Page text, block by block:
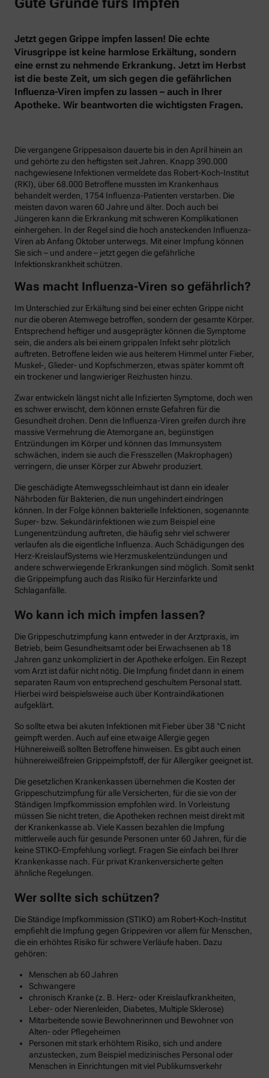
Jetzt gegen Grippe impfen lassen! Die echte
Virusgrippe ist keine harmlose Erkältung, sondern
eine ernst zu nehmende Erkrankung. Jetzt im Herbst
ist die beste Zeit, um sich gegen die gefährlichen
Influenza-Viren impfen zu lassen – auch in Ihrer
Apotheke. Wir beantworten die wichtigsten Fragen.
Die vergangene Grippesaison dauerte bis in den April hinein an
und gehörte zu den heftigsten seit Jahren. Knapp 390.000
nachgewiesene Infektionen vermeldete das Robert-Koch-Institut
(RKI), über 68.000 Betroffene mussten im Krankenhaus
behandelt werden, 1754 Influenza-Patienten verstarben. Die
meisten davon waren 60 Jahre und älter. Doch auch bei
Jüngeren kann die Erkrankung mit schweren Komplikationen
einhergehen. In der Regel sind die hoch ansteckenden Influenza-
Viren ab Anfang Oktober unterwegs. Mit einer Impfung können
Sie sich – und andere – jetzt gegen die gefährliche
Infektionskrankheit schützen.
Was macht Influenza-Viren so gefährlich?
Im Unterschied zur Erkältung sind bei einer echten Grippe nicht
nur die oberen Atemwege betroffen, sondern der gesamte Körper.
Entsprechend heftiger und ausgeprägter können die Symptome
sein, die anders als bei einem grippalen Infekt sehr plötzlich
auftreten. Betroffene leiden wie aus heiterem Himmel unter Fieber,
Muskel-, Glieder- und Kopfschmerzen, etwas später kommt oft
ein trockener und langwieriger Reizhusten hinzu.
Zwar entwickeln längst nicht alle Infizierten Symptome, doch wen
es schwer erwischt, dem können ernste Gefahren für die
Gesundheit drohen. Denn die Influenza-Viren greifen durch ihre
massive Vermehrung die Atemorgane an, begünstigen
Entzündungen im Körper und können das Immunsystem
schwächen, indem sie auch die Fresszellen (Makrophagen)
verringern, die unser Körper zur Abwehr produziert.
Die geschädigte Atemwegsschleimhaut ist dann ein idealer
Nährboden für Bakterien, die nun ungehindert eindringen
können. In der Folge können bakterielle Infektionen, sogenannte
Super- bzw. Sekundärinfektionen wie zum Beispiel eine
Lungenentzündung auftreten, die häufig sehr viel schwerer
verlaufen als die eigentliche Influenza. Auch Schädigungen des
Herz-KreislaufSystems wie Herzmuskelentzündungen und
andere schwerwiegende Erkrankungen sind möglich. Somit senkt
die Grippeimpfung auch das Risiko für Herzinfarkte und
Schlaganfälle.
Wo kann ich mich impfen lassen?
Die Grippeschutzimpfung kann entweder in der Arztpraxis, im
Betrieb, beim Gesundheitsamt oder bei Erwachsenen ab 18
Jahren ganz unkompliziert in der Apotheke erfolgen. Ein Rezept
vom Arzt ist dafür nicht nötig. Die Impfung findet dann in einem
separaten Raum von entsprechend geschultem Personal statt.
Hierbei wird beispielsweise auch über Kontraindikationen
aufgeklärt.
So sollte etwa bei akuten Infektionen mit Fieber über 38 °C nicht
geimpft werden. Auch auf eine etwaige Allergie gegen
Hühnereiweiß sollten Betroffene hinweisen. Es gibt auch einen
hühnereiweißfreien Grippeimpfstoff, der für Allergiker geeignet ist.
Die gesetzlichen Krankenkassen übernehmen die Kosten der
Grippeschutzimpfung für alle Versicherten, für die sie von der
Ständigen Impfkommission empfohlen wird. In Vorleistung
müssen Sie nicht treten, die Apotheken rechnen meist direkt mit
der Krankenkasse ab. Viele Kassen bezahlen die Impfung
mittlerweile auch für gesunde Personen unter 60 Jahren, für die
keine STIKO-Empfehlung vorliegt. Fragen Sie einfach bei Ihrer
Krankenkasse nach. Für privat Krankenversicherte gelten
ähnliche Regelungen.
Wer sollte sich schützen?
Die Ständige Impfkommission (STIKO) am Robert-Koch-Institut
empfiehlt die Impfung gegen Grippeviren vor allem für Menschen,
die ein erhöhtes Risiko für schwere Verläufe haben. Dazu
gehören:
Menschen ab 60 Jahren
Schwangere
chronisch Kranke (z. B. Herz- oder Kreislaufkrankheiten,
Leber- oder Nierenleiden, Diabetes, Multiple Sklerose)
Mitarbeitende sowie Bewohnerinnen und Bewohner von
Alten- oder Pflegeheimen
Personen mit stark erhöhtem Risiko, sich und andere
anzustecken, zum Beispiel medizinisches Personal oder
Menschen in Einrichtungen mit viel Publikumsverkehr